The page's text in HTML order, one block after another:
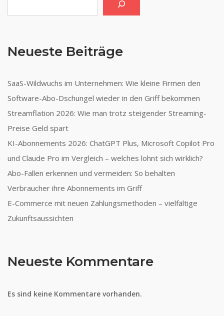
Neueste Beiträge
SaaS-Wildwuchs im Unternehmen: Wie kleine Firmen den
Software-Abo-Dschungel wieder in den Griff bekommen
Streamflation 2026: Wie man trotz steigender Streaming-
Preise Geld spart
KI-Abonnements 2026: ChatGPT Plus, Microsoft Copilot Pro
und Claude Pro im Vergleich – welches lohnt sich wirklich?
Abo-Fallen erkennen und vermeiden: So behalten
Verbraucher ihre Abonnements im Griff
E-Commerce mit neuen Zahlungsmethoden – vielfältige
Zukunftsaussichten
Neueste Kommentare
Es sind keine Kommentare vorhanden.